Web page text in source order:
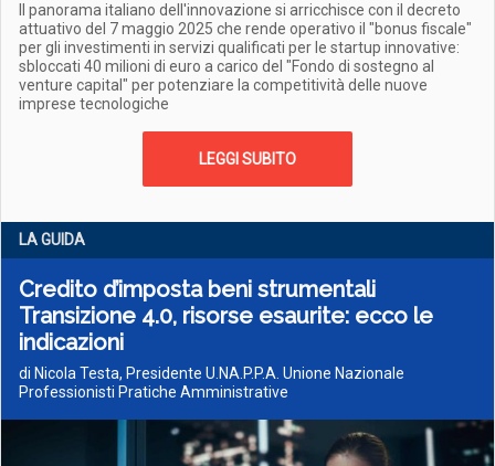
Il panorama italiano dell'innovazione si arricchisce con il decreto
attuativo del 7 maggio 2025 che rende operativo il "bonus fiscale"
per gli investimenti in servizi qualificati per le startup innovative:
sbloccati 40 milioni di euro a carico del "Fondo di sostegno al
venture capital" per potenziare la competitività delle nuove
imprese tecnologiche
LEGGI SUBITO
LA GUIDA
Credito d’imposta beni strumentali
Transizione 4.0, risorse esaurite: ecco le
indicazioni
di Nicola Testa, Presidente U.NA.P.P.A. Unione Nazionale
Professionisti Pratiche Amministrative